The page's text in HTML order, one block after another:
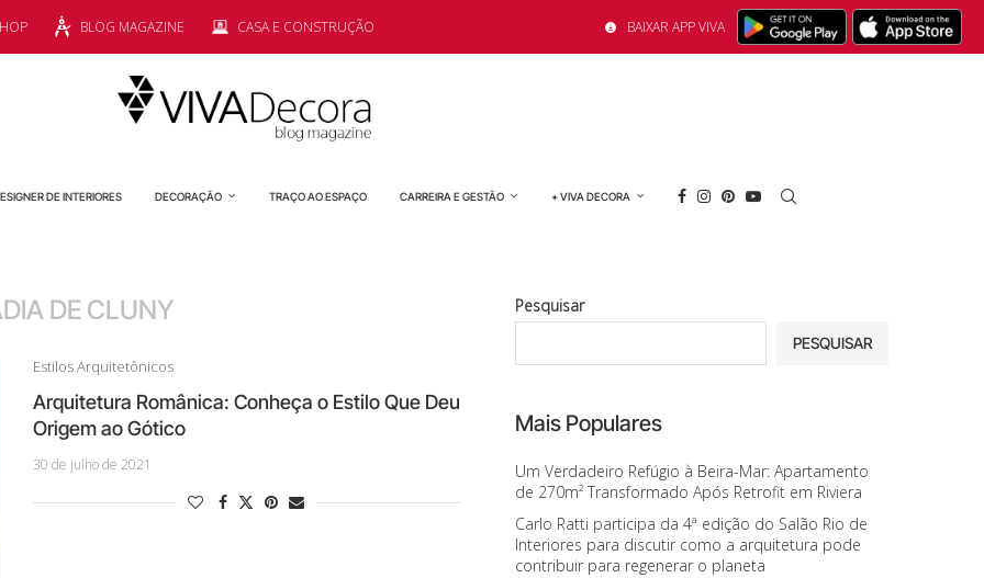
BLOG MAGAZINE CASA E CONSTRUÇÃO BAIXAR APP VIVA
DE INTERIORES DECORAÇÃO TRAÇO AO ESPAÇO CARREIRA E GESTÃO + VIVA DECORA
DE CLUNY
Estilos Arquitetônicos
Arquitetura Românica: Conheça o Estilo Que Deu
Origem ao Gótico
30 de julho de 2021
Pesquisar
PESQUISAR
Mais Populares
Um Verdadeiro Refúgio à Beira-Mar: Apartamento
de 270m² Transformado Após Retrofit em Riviera
Carlo Ratti participa da 4ª edição do Salão Rio de
Interiores para discutir como a arquitetura pode
contribuir para regenerar o planeta